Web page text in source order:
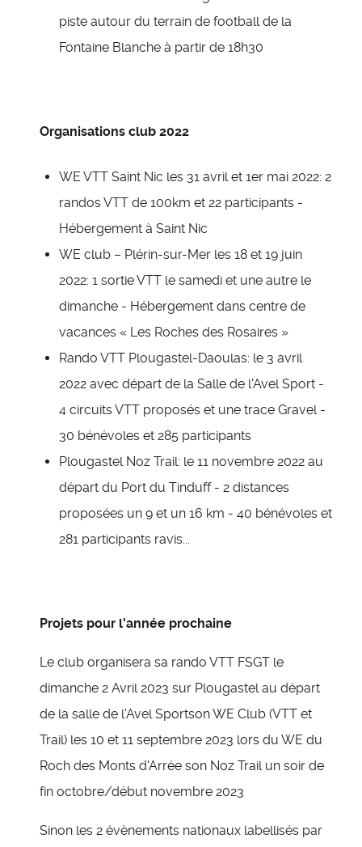
piste autour du terrain de football de la
Fontaine Blanche à partir de 18h30
Organisations club 2022
WE VTT Saint Nic les 31 avril et 1er mai 2022: 2
randos VTT de 100km et 22 participants -
Hébergement à Saint Nic
WE club – Plérin-sur-Mer les 18 et 19 juin
2022: 1 sortie VTT le samedi et une autre le
dimanche - Hébergement dans centre de
vacances « Les Roches des Rosaires »
Rando VTT Plougastel-Daoulas: le 3 avril
2022 avec départ de la Salle de l'Avel Sport -
4 circuits VTT proposés et une trace Gravel -
30 bénévoles et 285 participants
Plougastel Noz Trail: le 11 novembre 2022 au
départ du Port du Tinduff - 2 distances
proposées un 9 et un 16 km - 40 bénévoles et
281 participants ravis...
Projets pour l'année prochaine
Le club organisera sa rando VTT FSGT le
dimanche 2 Avril 2023 sur Plougastel au départ
de la salle de l'Avel Sportson WE Club (VTT et
Trail) les 10 et 11 septembre 2023 lors du WE du
Roch des Monts d'Arrée son Noz Trail un soir de
fin octobre/début novembre 2023
Sinon les 2 évènements nationaux labellisés par